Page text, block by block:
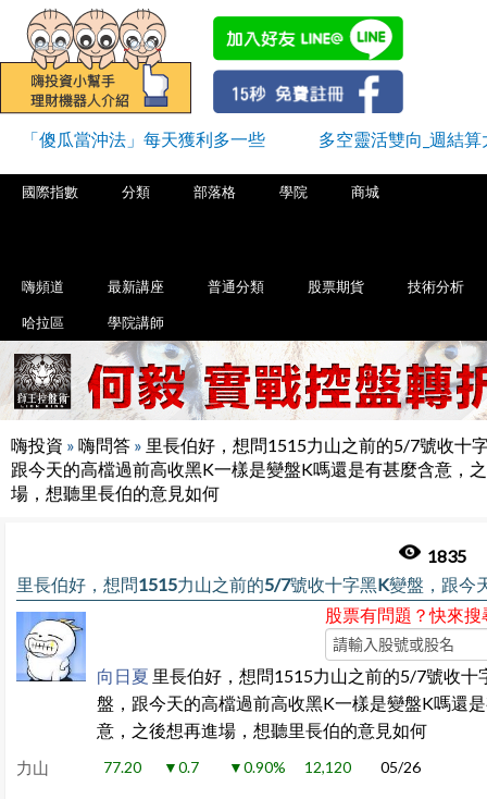
「傻瓜當沖法」每天獲利多一些 多空靈活雙向_週結
國際指數 分類 部落格 學院 商城
嗨頻道 最新講座 普通分類 股票期貨 技術分析
哈拉區 學院講師
嗨投資 » 嗨問答 » 里長伯好，想問1515力山之前的5/7號收十
跟今天的高檔過前高收黑K一樣是變盤K嗎還是有甚麼含意，
場，想聽里長伯的意見如何
1835
股票有問題？快來搜
向日夏 里長伯好，想問1515力山之前的5/7號收十
盤，跟今天的高檔過前高收黑K一樣是變盤K嗎還
意，之後想再進場，想聽里長伯的意見如何
力山 77.20 ▼0.7 ▼0.90% 12,120 05/26